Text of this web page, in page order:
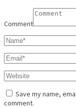
Comment
Save my name,
comment.